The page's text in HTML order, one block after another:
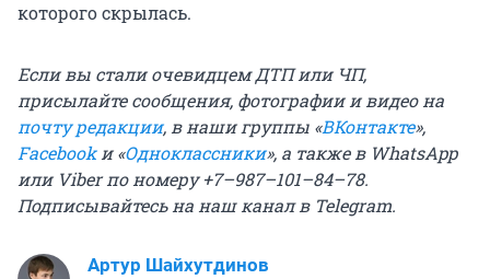
которого скрылась.
Если вы стали очевидцем ДТП или ЧП,
присылайте сообщения, фотографии и видео на
почту редакции, в наши группы «ВКонтакте»,
Facebookи «Одноклассники», а также в WhatsApp
или Viber по номеру +7–987–101–84–78.
Подписывайтесь на наш канал в Telegram.
Артур Шайхутдинов